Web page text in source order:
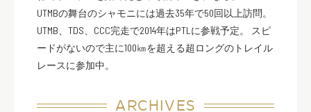
UTMBの舞台のシャモニには過去35年で50回以上訪問。
UTMB、TDS、CCC完走で2014年はPTLに参戦予定。 スピ
ードがないので主に100㎞を超える超ロングのトレイル
レースに参加中。
ARCHIVES